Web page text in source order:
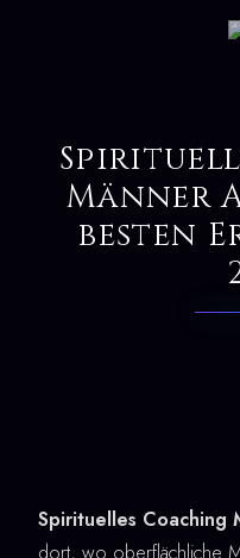
Männer
besten
Spirituelles Coaching